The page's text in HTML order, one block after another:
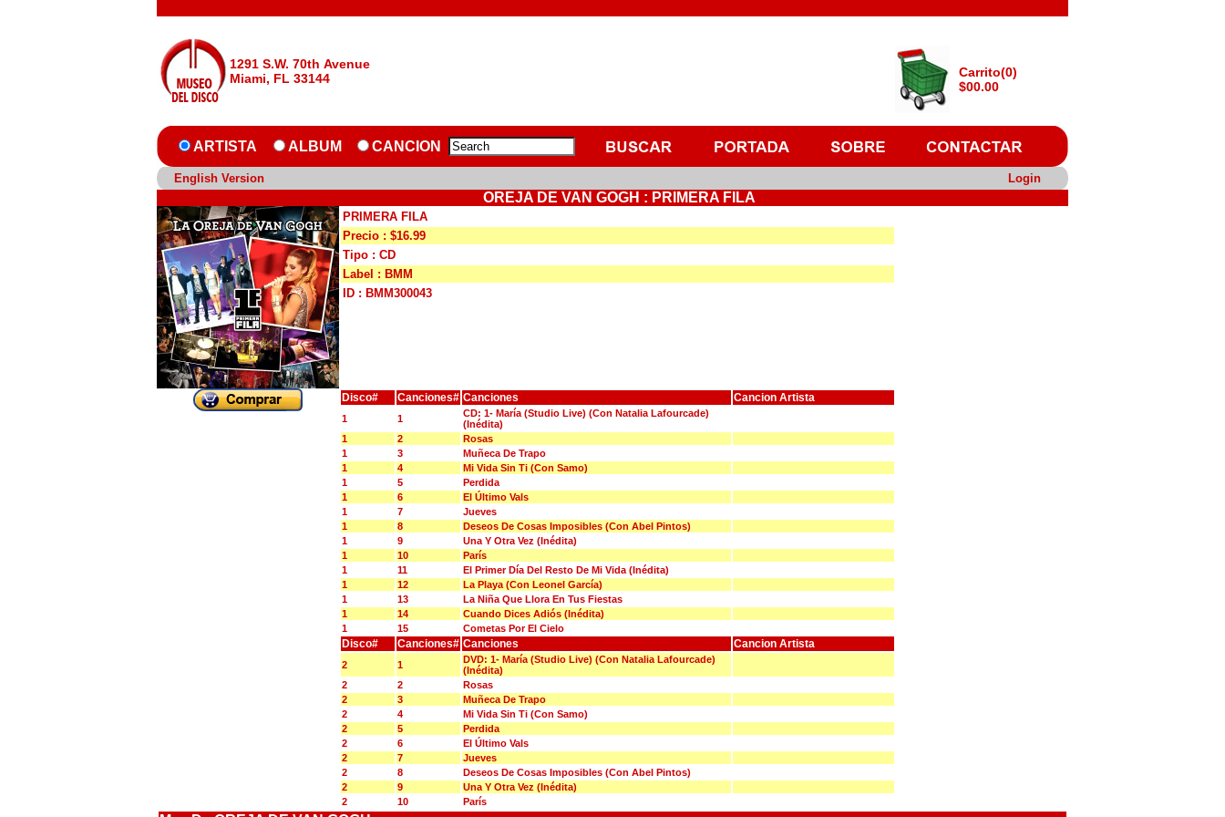
1291 S.W. 70th Avenue
Miami, FL 33144
Carrito(0)
$00.00
ARTISTA ALBUM CANCION
English Version Login
OREJA DE VAN GOGH : PRIMERA FILA
PRIMERA FILA
Precio : $16.99
Tipo : CD
Label : BMM
ID : BMM300043
Disco# Canciones# Canciones Cancion Artista
1 1
CD: 1- María (Studio Live) (Con Natalia Lafourcade)
(Inédita)
1
2
Rosas
1
3
Muñeca De Trapo
1
4
Mi Vida Sin Ti (Con Samo)
1
5
Perdida
1
6
El Último Vals
1
7
Jueves
1
8
Deseos De Cosas Imposibles (Con Abel Pintos)
1
9
Una Y Otra Vez (Inédita)
1
10
París
1
11
El Primer Día Del Resto De Mi Vida (Inédita)
1
12
La Playa (Con Leonel García)
1
13
La Niña Que Llora En Tus Fiestas
1
14
Cuando Dices Adiós (Inédita)
1
15 Cometas Por El Cielo
Disco# Canciones# Canciones Cancion Artista
2 1
DVD: 1- María (Studio Live) (Con Natalia Lafourcade)
(Inédita)
2
2
Rosas
2
3
Muñeca De Trapo
2
4
Mi Vida Sin Ti (Con Samo)
2
5
Perdida
2
6
El Último Vals
2
7
Jueves
2
8
Deseos De Cosas Imposibles (Con Abel Pintos)
2
9
Una Y Otra Vez (Inédita)
2
10 París